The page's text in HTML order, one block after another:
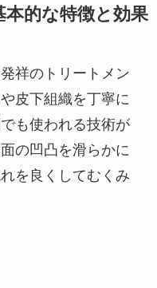
的な特徴と効果
祥のトリートメン
皮下組織を丁寧に
も使われる技術が
の凹凸を滑らかに
を良くしてむくみ